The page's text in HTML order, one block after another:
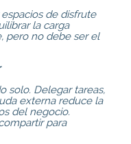
de disfrute
la carga
pero no debe ser el
solo. Delegar tareas,
externa reduce la
del negocio.
para